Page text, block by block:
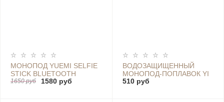
МОНОПОД YUEMI SELFIE
STICK BLUETOOTH
3015935
1650 руб 1580 руб
ВОДОЗАЩИЩЕННЫЙ
МОНОПОД-ПОПЛАВОК YI
SPORT WATER
510 руб